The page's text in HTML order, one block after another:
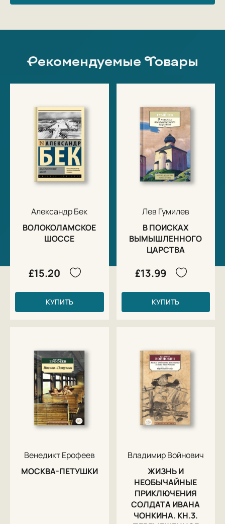
Рекомендуемые Товары
Александр Бек
ВОЛОКОЛАМСКОЕ
ШОССЕ
£15.20
КУПИТЬ
Лев Гумилев
В ПОИСКАХ
ВЫМЫШЛЕННОГО
ЦАРСТВА
£13.99
КУПИТЬ
Венедикт Ерофеев
МОСКВА-ПЕТУШКИ
Владимир Войнович
ЖИЗНЬ И
НЕОБЫЧАЙНЫЕ
ПРИКЛЮЧЕНИЯ
СОЛДАТА ИВАНА
ЧОНКИНА. КН.3.